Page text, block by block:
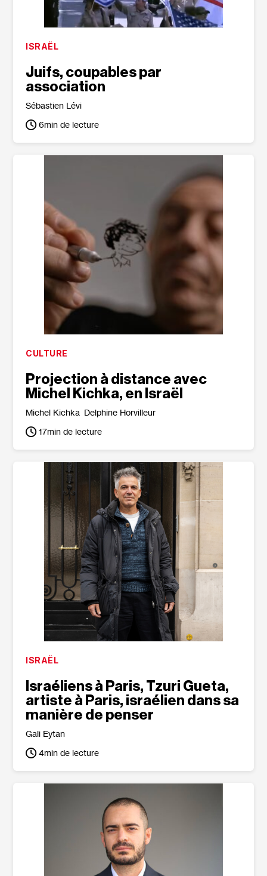
ISRAËL
Juifs, coupables par
association
Sébastien Lévi
6min de lecture
CULTURE
Projection à distance avec
Michel Kichka, en Israël
Michel Kichka Delphine Horvilleur
17min de lecture
ISRAËL
Israéliens à Paris, Tzuri Gueta,
artiste à Paris, israélien dans sa
manière de penser
Gali Eytan
4min de lecture